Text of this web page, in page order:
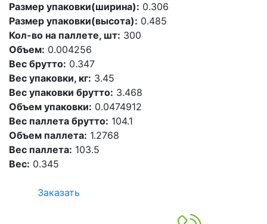
Размер упаковки(ширина): 0.306
Размер упаковки(высота): 0.485
Кол-во на паллете, шт: 300
Объем: 0.004256
Вес брутто: 0.347
Вес упаковки, кг: 3.45
Вес упаковки брутто: 3.468
Объем упаковки: 0.0474912
Вес паллета брутто: 104.1
Объем паллета: 1.2768
Вес паллета: 103.5
Вес: 0.345
Заказать